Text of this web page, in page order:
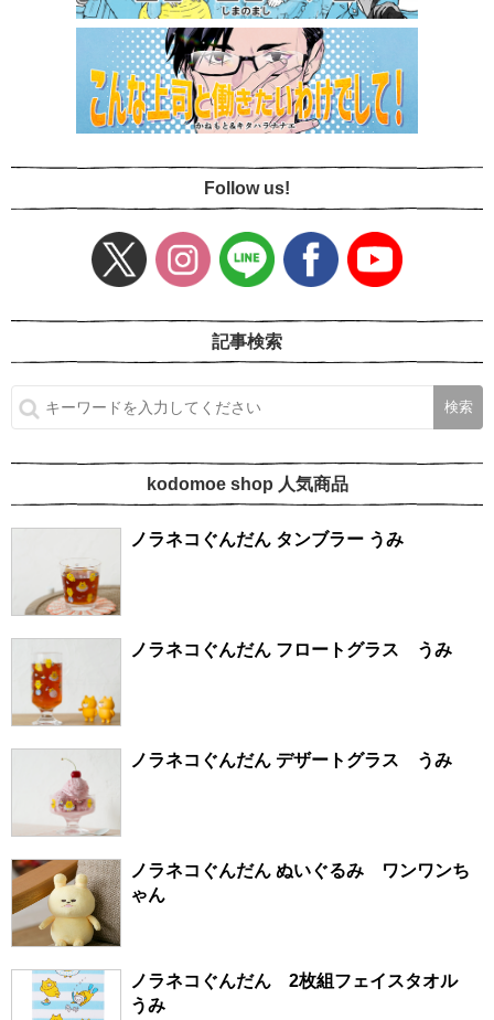
Follow us!
記事検索
kodomoe shop 人気商品
ノラネコぐんだん タンブラー うみ
ノラネコぐんだん フロートグラス うみ
ノラネコぐんだん デザートグラス うみ
ノラネコぐんだん ぬいぐるみ ワンワンち
ゃん
ノラネコぐんだん 2枚組フェイスタオル
うみ